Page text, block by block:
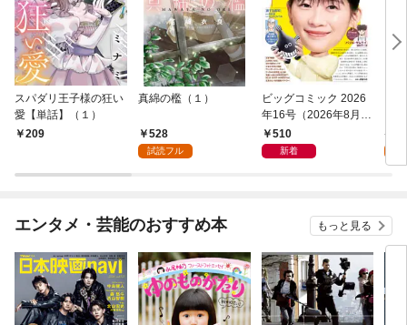
スパダリ王子様の狂い
愛【単話】（１）
209
真綿の檻（１）
528
試読フル
ビッグコミック 2026
年16号（2026年8月7
日発売）
510
新着
エンタメ・芸能のおすすめ本 もっと見る